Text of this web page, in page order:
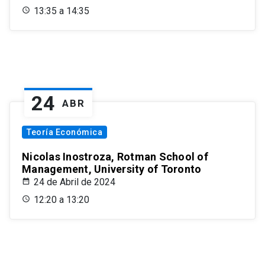
13:35 a 14:35
24 ABR
Teoría Económica
Nicolas Inostroza, Rotman School of
Management, University of Toronto
24 de Abril de 2024
12:20 a 13:20